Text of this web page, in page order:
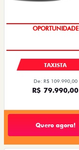
OPORTUNIDADE
TAXISTA
De: R$ 109.990,00
R$ 79.990,00
Quero agora!